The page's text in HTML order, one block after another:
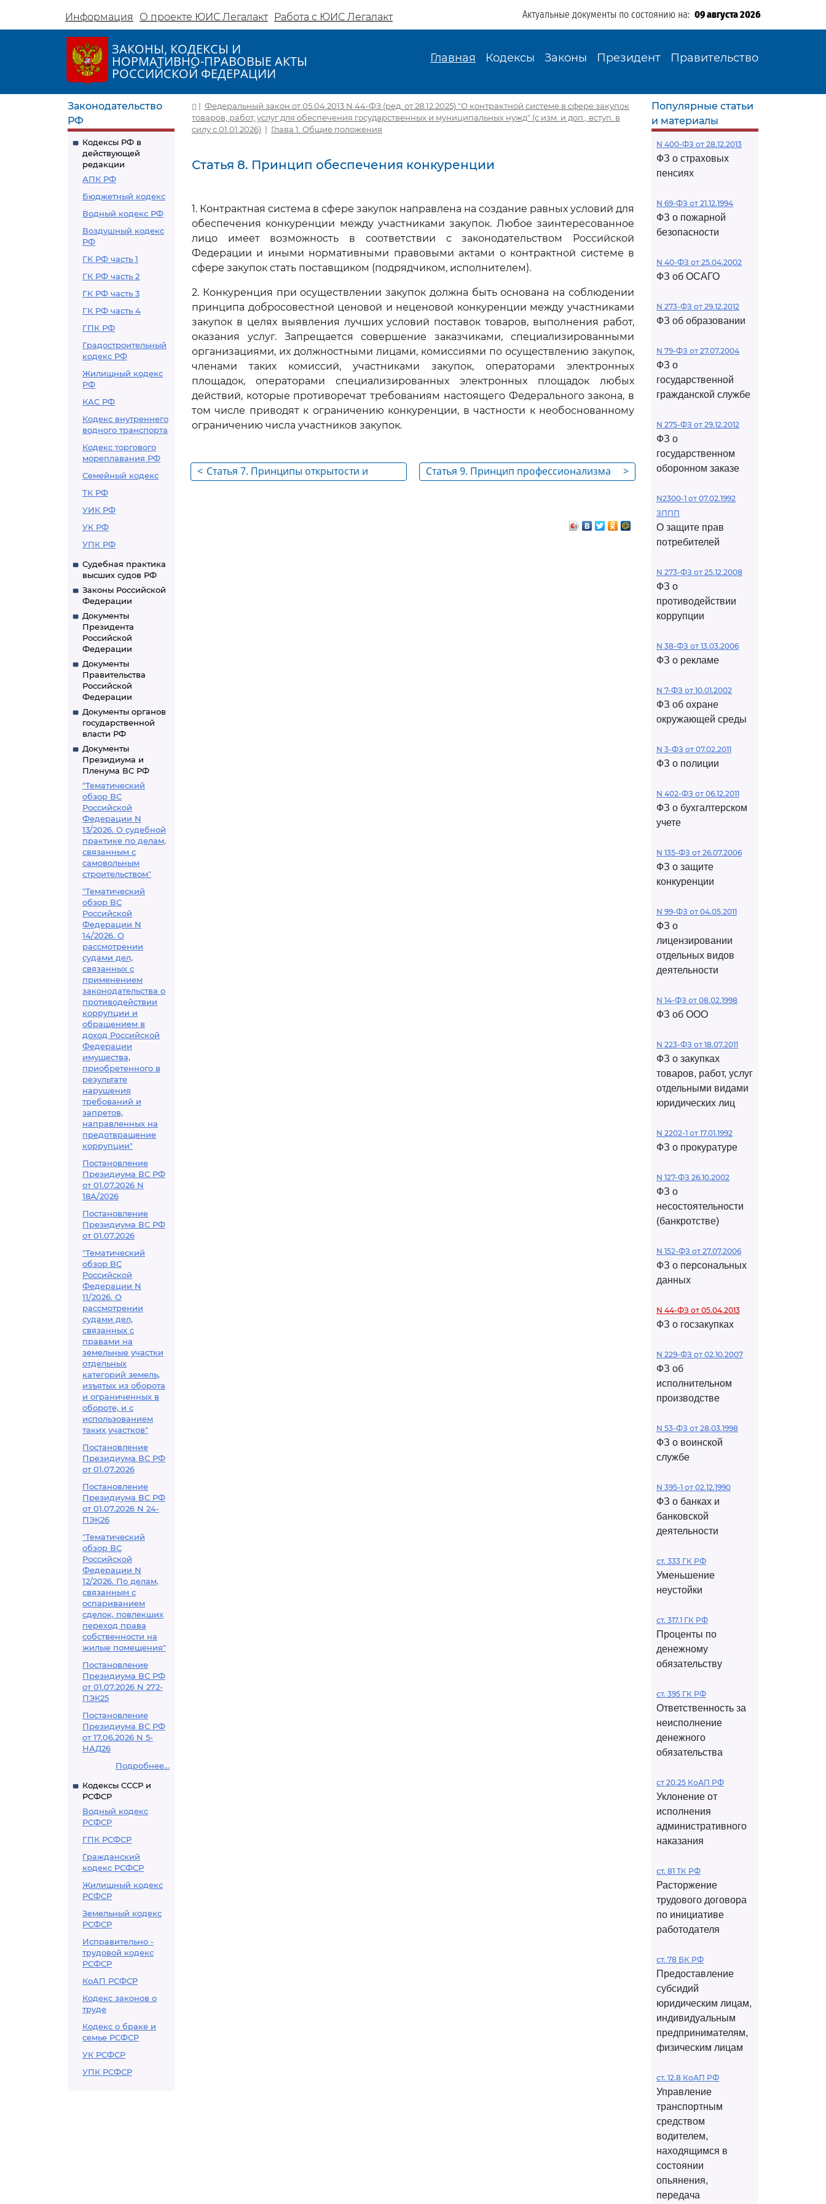
Информация О проекте ЮИС Легалакт Работа с ЮИС Легалакт Актуальные документы по состоянию на: 09 августа 2026
ЗАКОНЫ, КОДЕКСЫ И
НОРМАТИВНО-ПРАВОВЫЕ АКТЫ
РОССИЙСКОЙ ФЕДЕРАЦИИ
Главная Кодексы Законы Президент Правительство
Законодательство
РФ
Кодексы РФ в
действующей
редакции
АПК РФ
Бюджетный кодекс
Водный кодекс РФ
Воздушный кодекс
РФ
ГК РФ часть 1
ГК РФ часть 2
ГК РФ часть 3
ГК РФ часть 4
ГПК РФ
Градостроительный
кодекс РФ
Жилищный кодекс
РФ
КАС РФ
Кодекс внутреннего
водного транспорта
Кодекс торгового
мореплавания РФ
Семейный кодекс
ТК РФ
УИК РФ
УК РФ
УПК РФ
Судебная практика
высших судов РФ
Законы Российской
Федерации
Документы
Президента
Российской
Федерации
Документы
Правительства
Российской
Федерации
Документы органов
государственной
власти РФ
Документы
Президиума и
Пленума ВС РФ
"Тематический
обзор ВС
Российской
Федерации N
13/2026. О судебной
практике по делам,
связанным с
самовольным
строительством"
"Тематический
обзор ВС
Российской
Федерации N
14/2026. О
рассмотрении
судами дел,
связанных с
применением
законодательства о
противодействии
коррупции и
обращением в
доход Российской
Федерации
имущества,
приобретенного в
результате
нарушения
требований и
запретов,
направленных на
предотвращение
коррупции"
Постановление
Президиума ВС РФ
от 01.07.2026 N
18А/2026
Постановление
Президиума ВС РФ
от 01.07.2026
"Тематический
обзор ВС
Российской
Федерации N
11/2026. О
рассмотрении
судами дел,
связанных с
правами на
земельные участки
отдельных
категорий земель,
изъятых из оборота
и ограниченных в
обороте, и с
использованием
таких участков"
Постановление
Президиума ВС РФ
от 01.07.2026
Постановление
Президиума ВС РФ
от 01.07.2026 N 24-
ПЭК26
"Тематический
обзор ВС
Российской
Федерации N
12/2026. По делам,
связанным с
оспариванием
сделок, повлекших
переход права
собственности на
жилые помещения"
Постановление
Президиума ВС РФ
от 01.07.2026 N 272-
ПЭК25
Постановление
Президиума ВС РФ
от 17.06.2026 N 5-
НАД26
Подробнее...
Кодексы СССР и
РСФСР
Водный кодекс
РСФСР
ГПК РСФСР
Гражданский
кодекс РСФСР
Жилищный кодекс
РСФСР
Земельный кодекс
РСФСР
Исправительно -
трудовой кодекс
РСФСР
КоАП РСФСР
Кодекс законов о
труде
Кодекс о браке и
семье РСФСР
УК РСФСР
УПК РСФСР
| Федеральный закон от 05.04.2013 N 44-ФЗ (ред. от 28.12.2025) "О контрактной системе в сфере закупок
товаров, работ, услуг для обеспечения государственных и муниципальных нужд" (с изм. и доп., вступ. в
силу с 01.01.2026) | Глава 1. Общие положения
Статья 8. Принцип обеспечения конкуренции
1. Контрактная система в сфере закупок направлена на создание равных условий для
обеспечения конкуренции между участниками закупок. Любое заинтересованное
лицо имеет возможность в соответствии с законодательством Российской
Федерации и иными нормативными правовыми актами о контрактной системе в
сфере закупок стать поставщиком (подрядчиком, исполнителем).
2. Конкуренция при осуществлении закупок должна быть основана на соблюдении
принципа добросовестной ценовой и неценовой конкуренции между участниками
закупок в целях выявления лучших условий поставок товаров, выполнения работ,
оказания услуг. Запрещается совершение заказчиками, специализированными
организациями, их должностными лицами, комиссиями по осуществлению закупок,
членами таких комиссий, участниками закупок, операторами электронных
площадок, операторами специализированных электронных площадок любых
действий, которые противоречат требованиям настоящего Федерального закона, в
том числе приводят к ограничению конкуренции, в частности к необоснованному
ограничению числа участников закупок.
< Статья 7. Принципы открытости и
>
Статья 9. Принцип профессионализма
Популярные статьи
и материалы
N 400-ФЗ от 28.12.2013
ФЗ о страховых
пенсиях
N 69-ФЗ от 21.12.1994
ФЗ о пожарной
безопасности
N 40-ФЗ от 25.04.2002
ФЗ об ОСАГО
N 273-ФЗ от 29.12.2012
ФЗ об образовании
N 79-ФЗ от 27.07.2004
ФЗ о
государственной
гражданской службе
N 275-ФЗ от 29.12.2012
ФЗ о
государственном
оборонном заказе
N2300-1 от 07.02.1992
ЗППП
О защите прав
потребителей
N 273-ФЗ от 25.12.2008
ФЗ о
противодействии
коррупции
N 38-ФЗ от 13.03.2006
ФЗ о рекламе
N 7-ФЗ от 10.01.2002
ФЗ об охране
окружающей среды
N 3-ФЗ от 07.02.2011
ФЗ о полиции
N 402-ФЗ от 06.12.2011
ФЗ о бухгалтерском
учете
N 135-ФЗ от 26.07.2006
ФЗ о защите
конкуренции
N 99-ФЗ от 04.05.2011
ФЗ о
лицензировании
отдельных видов
деятельности
N 14-ФЗ от 08.02.1998
ФЗ об ООО
N 223-ФЗ от 18.07.2011
ФЗ о закупках
товаров, работ, услуг
отдельными видами
юридических лиц
N 2202-1 от 17.01.1992
ФЗ о прокуратуре
N 127-ФЗ 26.10.2002
ФЗ о
несостоятельности
(банкротстве)
N 152-ФЗ от 27.07.2006
ФЗ о персональных
данных
N 44-ФЗ от 05.04.2013
ФЗ о госзакупках
N 229-ФЗ от 02.10.2007
ФЗ об
исполнительном
производстве
N 53-ФЗ от 28.03.1998
ФЗ о воинской
службе
N 395-1 от 02.12.1990
ФЗ о банках и
банковской
деятельности
ст. 333 ГК РФ
Уменьшение
неустойки
ст. 317.1 ГК РФ
Проценты по
денежному
обязательству
ст. 395 ГК РФ
Ответственность за
неисполнение
денежного
обязательства
ст 20.25 КоАП РФ
Уклонение от
исполнения
административного
наказания
ст. 81 ТК РФ
Расторжение
трудового договора
по инициативе
работодателя
ст. 78 БК РФ
Предоставление
субсидий
юридическим лицам,
индивидуальным
предпринимателям,
физическим лицам
ст. 12.8 КоАП РФ
Управление
транспортным
средством
водителем,
находящимся в
состоянии
опьянения,
передача